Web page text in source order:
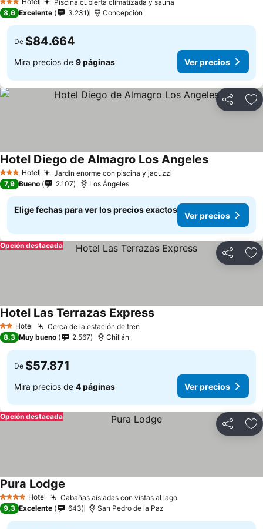
3 Estrellas Piscina cubierta climatizada y sauna
8,6 Excelente 3.231 Concepción
De $84.664
Mira precios de 9 páginas Ver precios
Compartir
3 Estrellas
Hotel Jardín enorme con piscina y jacuzzi
Hotel Diego de Almagro Los AngelesVer precios
7,9 Bueno 2.107 Los Ángeles
Elige fechas para ver los precios exactos
Ver precios
Compartir
Opción destacada
2 Estrellas
Hotel Cerca de la estación de tren
Hotel Las Terrazas ExpressVer precios
8,3 Muy bueno 2.567 Chillán
De $57.871
Mira precios de 4 páginas Ver precios
Compartir
Opción destacada
4 EstrellasHotel Cabañas aisladas con vistas al lagoVer precios
Pura Lodge
9,3 Excelente 643 San Pedro de la Paz